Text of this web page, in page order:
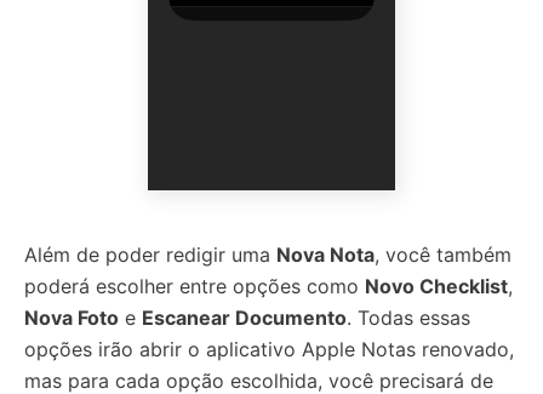
Além de poder redigir uma Nova Nota, você também
poderá escolher entre opções como Novo Checklist,
Nova Foto e Escanear Documento. Todas essas
opções irão abrir o aplicativo Apple Notas renovado,
mas para cada opção escolhida, você precisará de